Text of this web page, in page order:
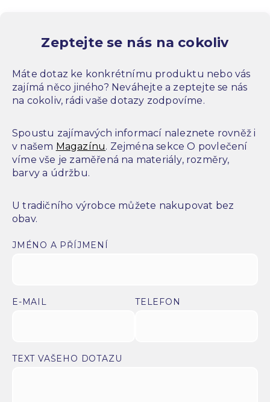
Zeptejte se nás na cokoliv
Máte dotaz ke konkrétnímu produktu nebo vás
zajímá něco jiného? Neváhejte a zeptejte se nás
na cokoliv, rádi vaše dotazy zodpovíme.
Spoustu zajímavých informací naleznete rovněž i
v našem Magazínu. Zejména sekce O povlečení
víme vše je zaměřená na materiály, rozměry,
barvy a údržbu.
U tradičního výrobce můžete nakupovat bez
obav.
JMÉNO A PŘÍJMENÍ
E-MAIL TELEFON
TEXT VAŠEHO DOTAZU